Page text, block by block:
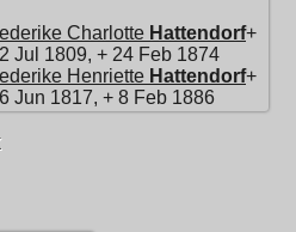
Charlotte Hattendorf+
Jul 1809, + 24 Feb 1874
Henriette Hattendorf+
Jun 1817, + 8 Feb 1886